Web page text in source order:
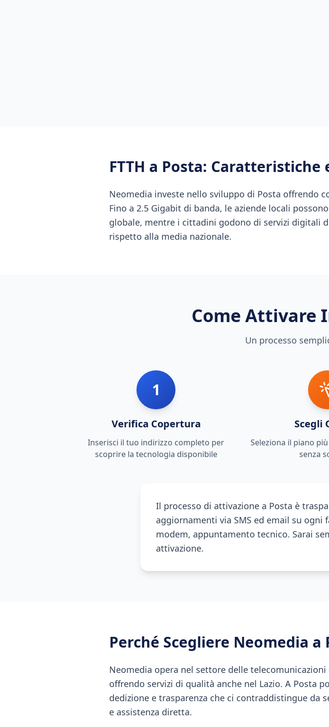
FTTH a Posta: Caratteristiche
Neomedia investe nello sviluppo di Posta offrendo
Fino a 2.5 Gigabit di banda, le aziende locali
globale, mentre i cittadini godono di servizi digitali
rispetto alla media nazionale.
Come Attivare
Un processo
1
Verifica Copertura
Inserisci il tuo indirizzo completo per
scoprire la tecnologia disponibile
Scegli
Seleziona il piano
senza
Il processo di attivazione a Posta è
aggiornamenti via SMS ed email su ogni
modem, appuntamento tecnico. Sarai
attivazione.
Perché Scegliere Neomedia a
Neomedia opera nel settore delle telecomunicazioni
offrendo servizi di qualità anche nel Lazio. A Posta
dedizione e trasparenza che ci contraddistingue da
e assistenza diretta.